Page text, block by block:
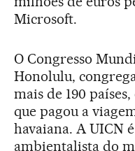
Microsoft.
O Congresso
Honolulu,
mais de 190
que pagou a
havaiana. A UICN
ambientalista do